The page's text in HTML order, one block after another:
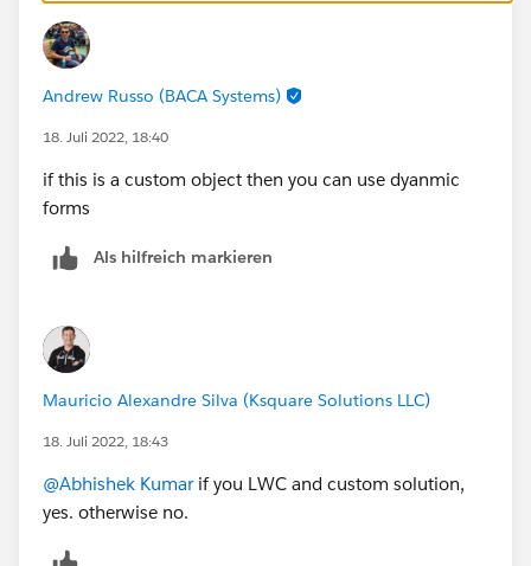
Andrew Russo (BACA Systems)
18. Juli 2022, 18:40
if this is a custom object then you can use dyanmic
forms
Als hilfreich markieren
Mauricio Alexandre Silva (Ksquare Solutions LLC)
18. Juli 2022, 18:43
@Abhishek Kumarif you LWC and custom solution,
yes. otherwise no.